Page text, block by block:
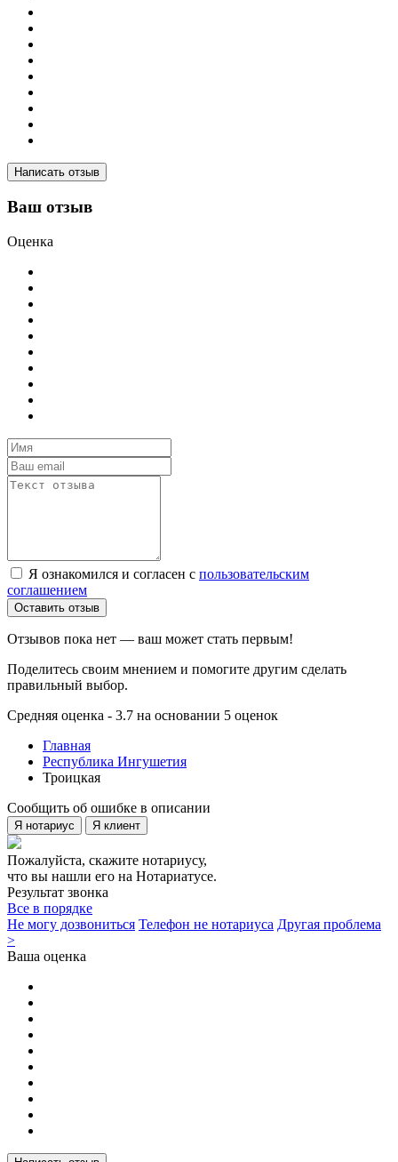
Написать отзыв
Ваш отзыв
Оценка
Я ознакомился и согласен с пользовательским
соглашением
Оставить отзыв
Отзывов пока нет — ваш может стать первым!
Поделитесь своим мнением и помогите другим сделать
правильный выбор.
Средняя оценка - 3.7 на основании 5 оценок
Главная
Республика Ингушетия
Троицкая
Сообщить об ошибке в описании
Я нотариус Я клиент
Пожалуйста, скажите нотариусу,
что вы нашли его на Нотариатусе.
Результат звонка
Все в порядке
Не могу дозвониться Телефон не нотариуса Другая проблема
>
Ваша оценка